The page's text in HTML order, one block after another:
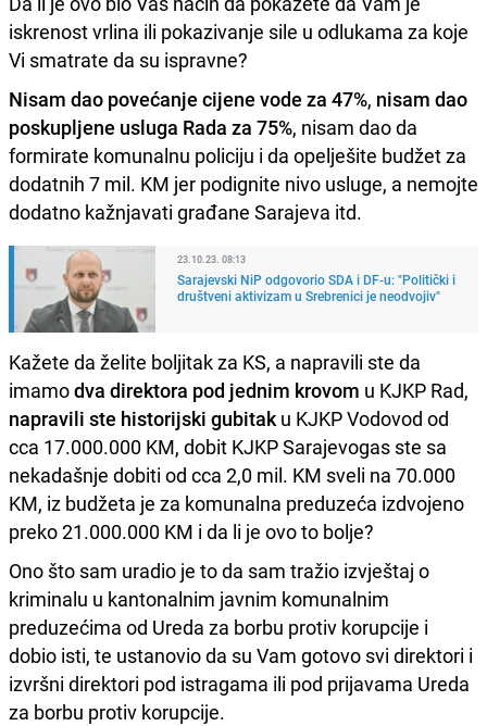
iskrenost vrlina ili pokazivanje sile u odlukama za koje
Vi smatrate da su ispravne?
Nisam dao povećanje cijene vode za 47%, nisam dao
poskupljene usluga Rada za 75%, nisam dao da
formirate komunalnu policiju i da opelješite budžet za
dodatnih 7 mil. KM jer podignite nivo usluge, a nemojte
dodatno kažnjavati građane Sarajeva itd.
23.10.23. 08:13
Sarajevski NiP odgovorio SDA i DF-u: "Politički i
društveni aktivizam u Srebrenici je neodvojiv"
Kažete da želite boljitak za KS, a napravili ste da
imamodva direktora pod jednim krovom u KJKP Rad,
napravili ste historijski gubitak u KJKP Vodovod od
cca 17.000.000 KM, dobit KJKP Sarajevogas ste sa
nekadašnje dobiti od cca 2,0 mil. KM sveli na 70.000
KM, iz budžeta je za komunalna preduzeća izdvojeno
preko 21.000.000 KM i da li je ovo to bolje?
Ono što sam uradio je to da sam tražio izvještaj o
kriminalu u kantonalnim javnim komunalnim
preduzećima od Ureda za borbu protiv korupcije i
dobio isti, te ustanovio da su Vam gotovo svi direktori i
izvršni direktori pod istragama ili pod prijavama Ureda
za borbu protiv korupcije.